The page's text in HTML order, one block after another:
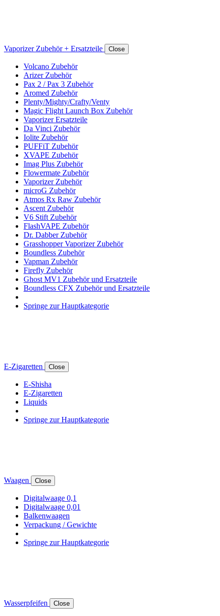
Vaporizer Zubehör + Ersatzteile Close
Volcano Zubehör
Arizer Zubehör
Pax 2 / Pax 3 Zubehör
Aromed Zubehör
Plenty/Mighty/Crafty/Venty
Magic Flight Launch Box Zubehör
Vaporizer Ersatzteile
Da Vinci Zubehör
Iolite Zubehör
PUFFiT Zubehör
XVAPE Zubehör
Imag Plus Zubehör
Flowermate Zubehör
Vaporizer Zubehör
microG Zubehör
Atmos Rx Raw Zubehör
Ascent Zubehör
V6 Stift Zubehör
FlashVAPE Zubehör
Dr. Dabber Zubehör
Grasshopper Vaporizer Zubehör
Boundless Zubehör
Vapman Zubehör
Firefly Zubehör
Ghost MV1 Zubehör und Ersatzteile
Boundless CFX Zubehör und Ersatzteile
Springe zur Hauptkategorie
E-Zigaretten Close
E-Shisha
E-Zigaretten
Liquids
Springe zur Hauptkategorie
Waagen Close
Digitalwaage 0,1
Digitalwaage 0,01
Balkenwaagen
Verpackung / Gewichte
Springe zur Hauptkategorie
Wasserpfeifen Close